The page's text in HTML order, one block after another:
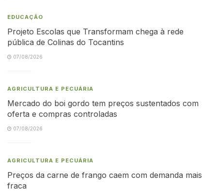
EDUCAÇÃO
Projeto Escolas que Transformam chega à rede
pública de Colinas do Tocantins
07/08/2026
AGRICULTURA E PECUÁRIA
Mercado do boi gordo tem preços sustentados com
oferta e compras controladas
07/08/2026
AGRICULTURA E PECUÁRIA
Preços da carne de frango caem com demanda mais
fraca